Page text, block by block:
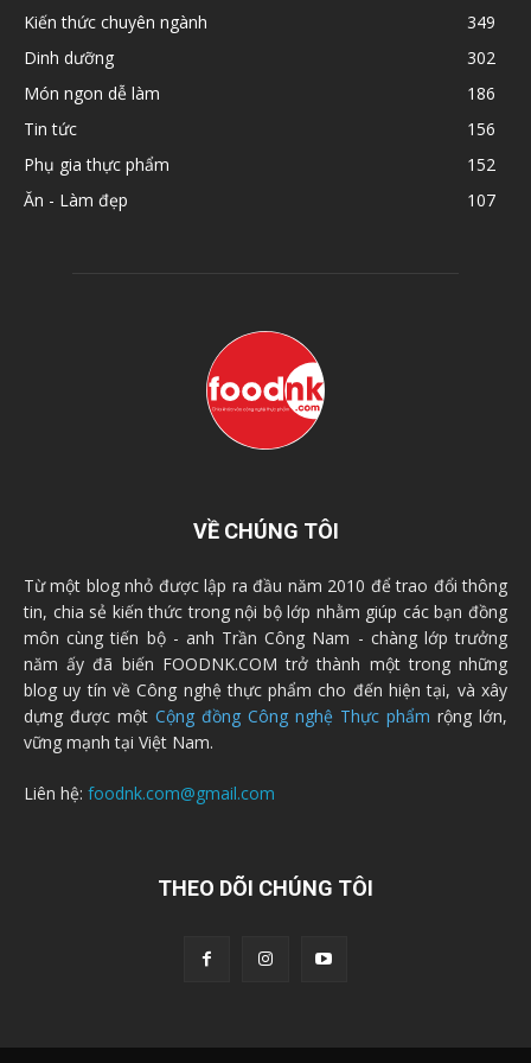
Kiến thức chuyên ngành
349
Dinh dưỡng
302
Món ngon dễ làm
186
Tin tức
156
Phụ gia thực phẩm
152
Ăn - Làm đẹp
107
VỀ CHÚNG TÔI
Từ một blog nhỏ được lập ra đầu năm 2010 để trao đổi thông
tin, chia sẻ kiến thức trong nội bộ lớp nhằm giúp các bạn đồng
môn cùng tiến bộ - anh Trần Công Nam - chàng lớp trưởng
năm ấy đã biến FOODNK.COM trở thành một trong những
blog uy tín về Công nghệ thực phẩm cho đến hiện tại, và xây
dựng được một Cộng đồng Công nghệ Thực phẩm rộng lớn,
vững mạnh tại Việt Nam.
Liên hệ: foodnk.com@gmail.com
THEO DÕI CHÚNG TÔI